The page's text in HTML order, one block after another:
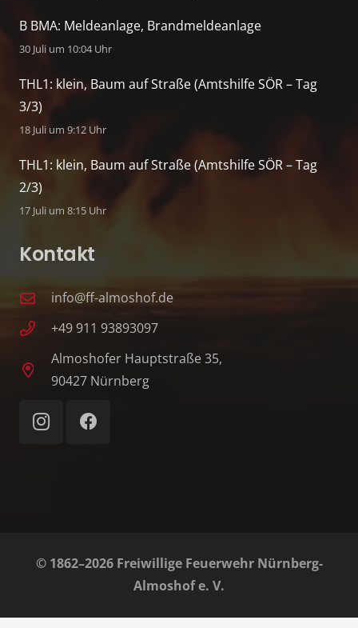
B BMA: Meldeanlage, Brandmeldeanlage
30 Juli um 10:04 Uhr
THL1: klein, Baum auf Straße (Amtshilfe SÖR – Tag
3/3)
18 Juli um 9:12 Uhr
THL1: klein, Baum auf Straße (Amtshilfe SÖR – Tag
2/3)
17 Juli um 8:15 Uhr
Kontakt
info@ff-almoshof.de
+49 911 93893097
Almoshofer Hauptstraße 35,
90427 Nürnberg
© 1862–2026 Freiwillige Feuerwehr Nürnberg-
Almoshof e. V.